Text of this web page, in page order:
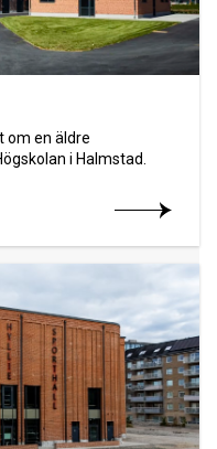
om en äldre
i Halmstad.